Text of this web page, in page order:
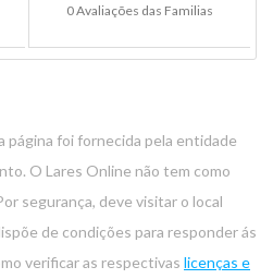
0 Avaliações das Familias
página foi fornecida pela entidade
O Lares Online não tem como
segurança, deve visitar o local
de condições para responder ás
verificar as respectivas licenças e